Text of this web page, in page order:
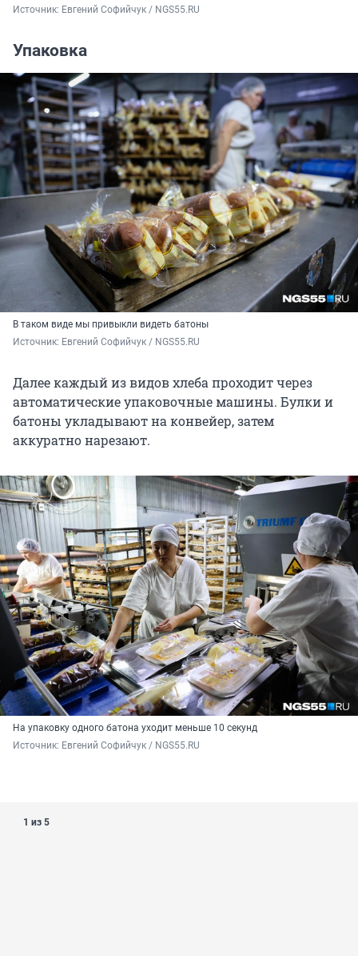
Источник: Евгений Софийчук / NGS55.RU
Упаковка
В таком виде мы привыкли видеть батоны
Источник: Евгений Софийчук / NGS55.RU
Далее каждый из видов хлеба проходит через
автоматические упаковочные машины. Булки и
батоны укладывают на конвейер, затем
аккуратно нарезают.
На упаковку одного батона уходит меньше 10 секунд
Источник: Евгений Софийчук / NGS55.RU
1 из 5